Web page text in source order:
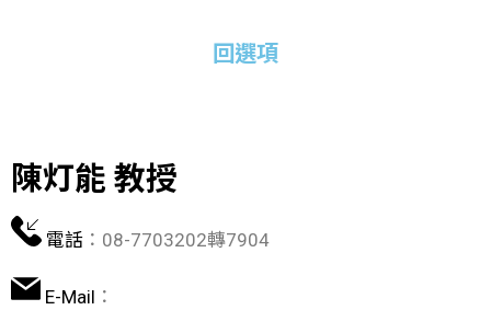
回選項
陳灯能 教授
電話 ：08-7703202轉7904
E-Mail ：